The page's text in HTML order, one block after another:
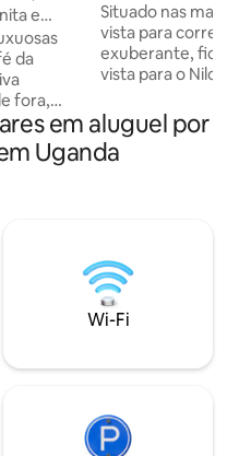
e
da
fora,
banho
TV
belas
de
da
Situado nas
vista para
exuberante, fica
vista para o Nilo.
natação, caiaque
juntamente com
atividades
alguns dos
cidade, o Nile
Black Lantern.
em aluguel por
Uganda
Wi-Fi